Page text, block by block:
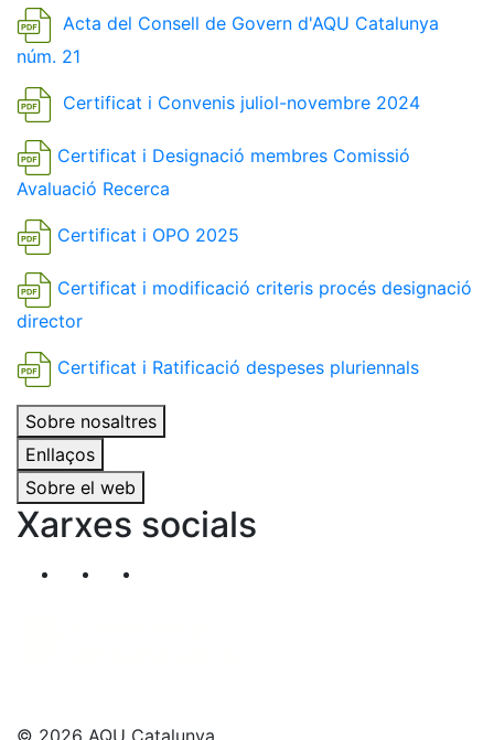
Acta del Consell de Govern d'AQU Catalunya
núm. 21
Certificat i Convenis juliol-novembre 2024
Certificat i Designació membres Comissió
Avaluació Recerca
Certificat i OPO 2025
Certificat i modificació criteris procés designació
director
Certificat i Ratificació despeses pluriennals
Sobre nosaltres
Enllaços
Sobre el web
Xarxes socials
Segueix-nos al nostre canal de Twitter
© 2026 AQU Catalunya